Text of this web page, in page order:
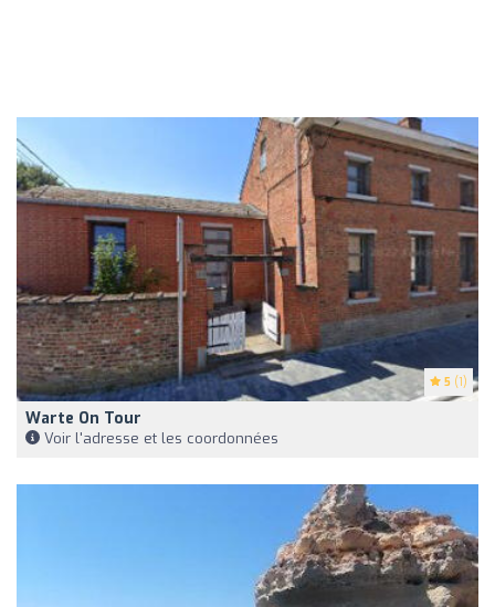
5 (1)
Warte On Tour
Voir l'adresse et les coordonnées